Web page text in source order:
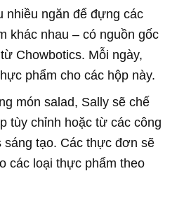
nhiều ngăn để đựng các
khác nhau – có nguồn gốc
Chowbotics. Mỗi ngày,
phẩm cho các hộp này.
món salad, Sally sẽ chế
tùy chỉnh hoặc từ các công
sáng tạo. Các thực đơn sẽ
các loại thực phẩm theo